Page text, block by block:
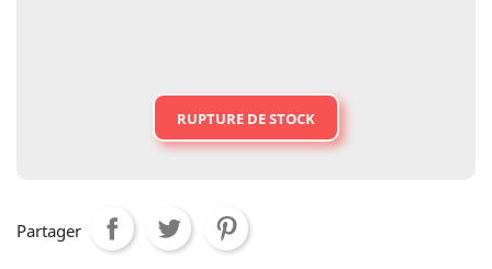
RUPTURE DE STOCK
Partager